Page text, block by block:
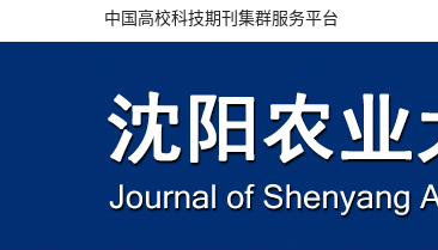
中国高校科技期刊集群服务平台